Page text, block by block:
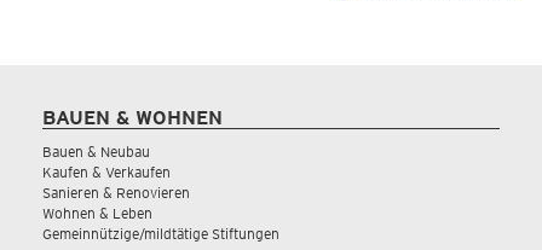
BAUEN & WOHNEN
Bauen & Neubau
Kaufen & Verkaufen
Sanieren & Renovieren
Wohnen & Leben
Gemeinnützige/mildtätige Stiftungen